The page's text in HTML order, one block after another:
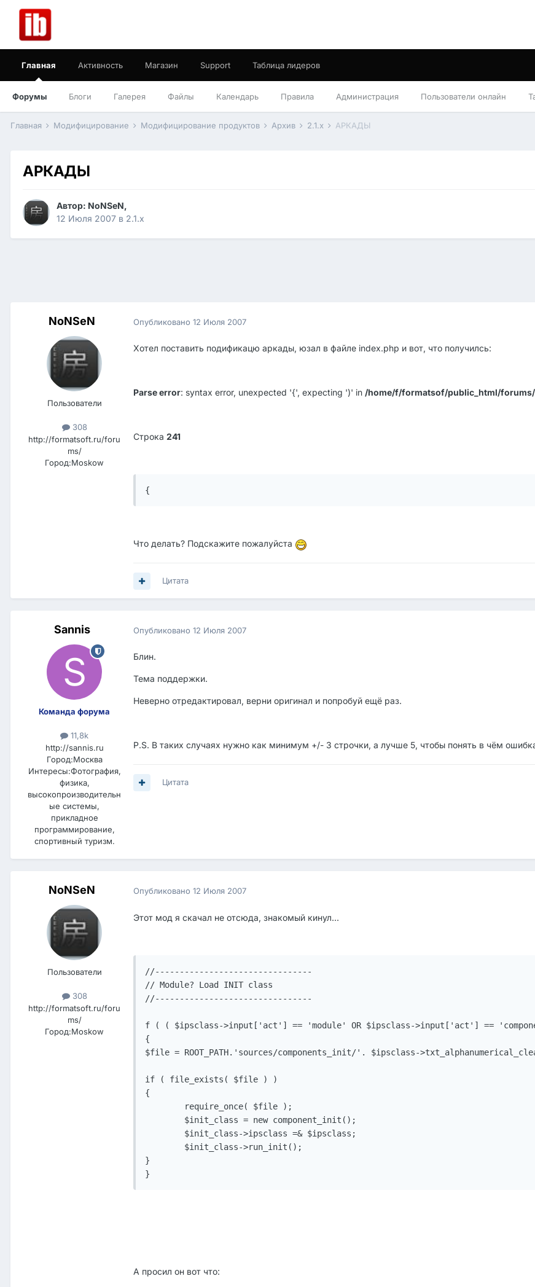
Главная
Форумы Блоги Галерея Файлы Календарь Правила Администрация Пользователи онлайн
Активность Магазин Support Таблица лидеров
Главная Модифицирование Модифицирование продуктов Архив 2.1.x АРКАДЫ
АРКАДЫ
Автор: NoNSeN,
12 Июля 2007 в 2.1.x
NoNSeN
Пользователи
308
http://formatsoft.ru/foru
ms/
Город:Moskow
Опубликовано 12 Июля 2007
Хотел поставить подификацю аркады, юзал в файле index.php и вот, что получилсь:
Parse error: syntax error, unexpected '{', expecting ')' in /home/f/formatsof/public_html/
Строка 241
{
Что делать? Подскажите пожалуйста
Цитата
Sannis
Команда форума
11,8k
http://sannis.ru
Город:Москва
Интересы:Фотография,
физика,
высокопроизводительн
ые системы,
прикладное
программирование,
спортивный туризм.
Опубликовано 12 Июля 2007
Блин.
Тема поддержки.
Неверно отредактировал, верни оригинал и попробуй ещё раз.
P.S. В таких случаях нужно как минимум +/- 3 строчки, а лучше 5, чтобы понять в чём
Цитата
NoNSeN
Пользователи
308
http://formatsoft.ru/foru
ms/
Город:Moskow
Опубликовано 12 Июля 2007
Этот мод я скачал не отсюда, знакомый кинул...
//--------------------------------
// Module? Load INIT class
//--------------------------------
f ( ( $ipsclass->input['act'] == 'module' OR $ipsclass->input['act'] ==
{
$file = ROOT_PATH.'sources/components_init/'. $ipsclass-
if ( file_exists( $file ) )
{
}
}
А просил он вот что: